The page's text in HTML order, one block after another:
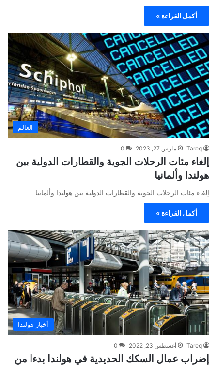
أكمل القراءة »
العالم
Tareq مارس 27, 2023 0
إلغاء مئات الرحلات الجوية والقطارات الدولية بين
هولندا وألمانيا
إلغاء مئات الرحلات الجوية والقطارات الدولية بين هولندا وألمانيا
أكمل القراءة »
أخبار هولندا
Tareq أغسطس 23, 2022 0
إضراب عمال السكك الحديدية في هولندا بدءا من